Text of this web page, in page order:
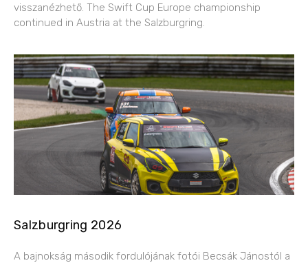
visszanézhető. The Swift Cup Europe championship
continued in Austria at the Salzburgring.
Salzburgring 2026
A bajnokság második fordulójának fotói Becsák Jánostól a